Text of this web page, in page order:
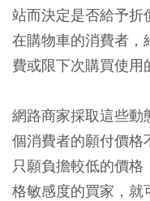
站而決定是否給予折
在購物車的消費者，
費或限下次購買使用
網路商家採取這些動
個消費者的願付價格
只願負擔較低的價
格敏感度的買家，就